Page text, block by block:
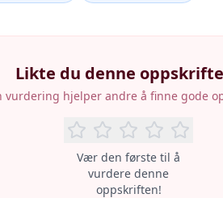
Likte du denne
vurdering hjelper andre å finne gode
Vær den første til å
vurdere denne
oppskriften!